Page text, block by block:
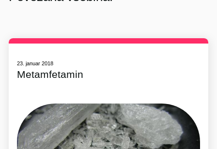
23. januar 2018
Metamfetamin